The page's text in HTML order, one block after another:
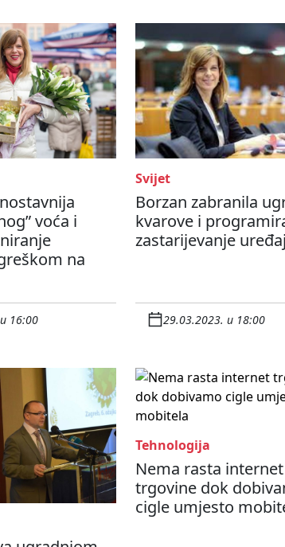
voća i
na
16:00
Svijet
Borzan zabranila
kvarove i
zastarijevanje
29.03.2023. u 18:00
Tehnologija
Nema rasta internet
trgovine dok
cigle umjesto